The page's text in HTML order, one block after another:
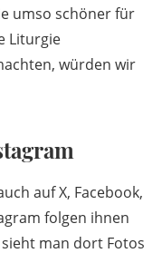
umso schöner für
Liturgie
würden wir
auf X, Facebook,
folgen ihnen
man dort Fotos